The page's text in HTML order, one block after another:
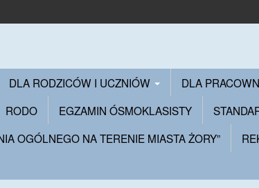
DLA RODZICÓW I UCZNIÓW DLA
RODO EGZAMIN ÓSMOKLASISTY
OGÓLNEGO NA TERENIE MIASTA ŻORY”